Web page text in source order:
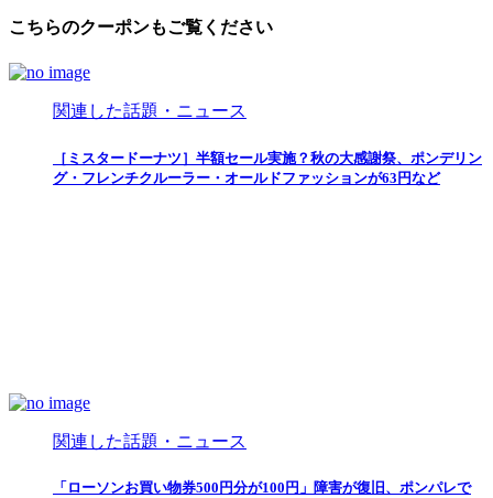
こちらのクーポンもご覧ください
関連した話題・ニュース
［ミスタードーナツ］半額セール実施？秋の大感謝祭、ポンデリン
グ・フレンチクルーラー・オールドファッションが63円など
関連した話題・ニュース
「ローソンお買い物券500円分が100円」障害が復旧、ポンパレで